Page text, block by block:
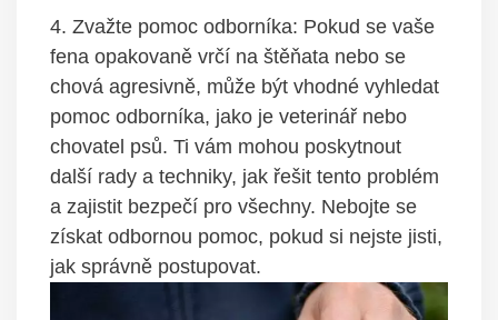
4. Zvažte pomoc odborníka: Pokud se vaše
⁢fena opakovaně vrčí na štěňata nebo se
chová agresivně, ‌může být vhodné vyhledat​
pomoc odborníka, jako ​je veterinář nebo
⁢chovatel‌ psů. Ti vám mohou ‍poskytnout
další rady a ‍techniky, jak řešit tento problém‍
a zajistit bezpečí ⁢pro ‍všechny. Nebojte⁤ se‌
získat odbornou pomoc, pokud si nejste jisti,
jak správně postupovat.